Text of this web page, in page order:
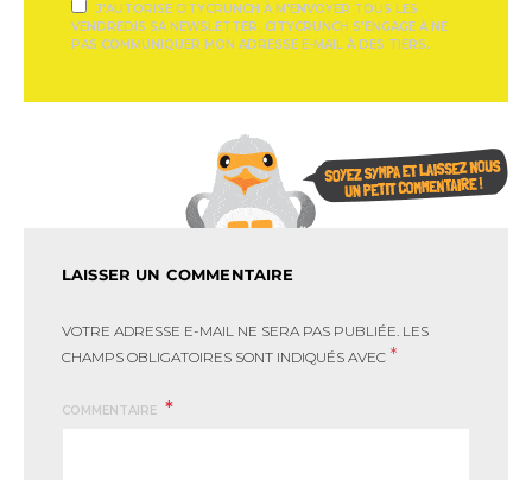
J'AUTORISE CITYCRUNCH À M'ENVOYER TOUS LES
VENDREDIS SA NEWSLETTER. CITYCRUNCH S'ENGAGE À NE
PAS COMMUNIQUER MON ADRESSE E-MAIL À DES TIERS.
LAISSER UN COMMENTAIRE
VOTRE ADRESSE E-MAIL NE SERA PAS PUBLIÉE. LES
CHAMPS OBLIGATOIRES SONT INDIQUÉS AVEC *
COMMENTAIRE